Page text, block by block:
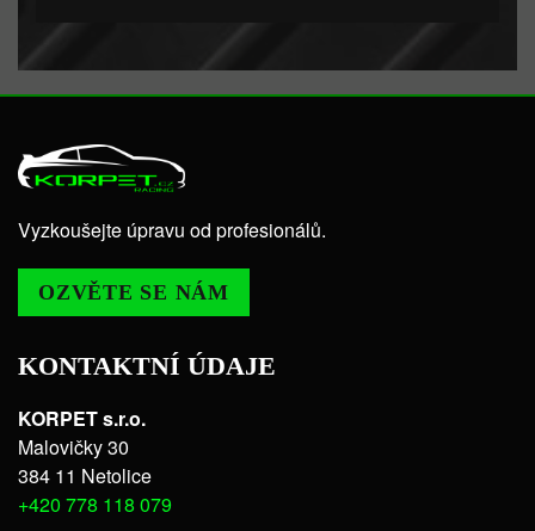
Vyzkoušejte úpravu od profesionálů.
OZVĚTE SE NÁM
KONTAKTNÍ ÚDAJE
KORPET s.r.o.
Malovičky 30
384 11 Netolice
+420 778 118 079